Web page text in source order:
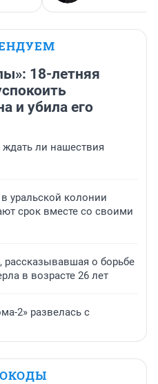
18-летняя
и убила его
ли нашествия
уральской колонии
срок вместе со своими
рассказывавшая о борьбе
в возрасте 26 лет
2» развелась с